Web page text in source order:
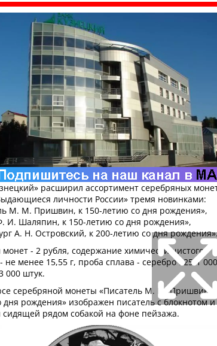
расширил ассортимент серебряных
личности России» тремя новинками:
М. М. Пришвин, к 150-летию со дня рождения»,
И. Шаляпин, к 150-летию со дня рождения»,
А. Н. Островский, к 200-летию со дня
- 2 рубля, содержание химически чистого
не менее 15,55 г, проба сплава - серебро 925/1
000 штук.
серебряной монеты «Писатель М. М. Пришвин,
дня рождения» изображен писатель с блокнотом и
сидящей рядом собакой на фоне пейзажа.